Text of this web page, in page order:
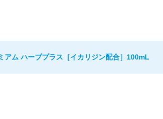
アム ハーブプラス［イカリジン配合］100mL